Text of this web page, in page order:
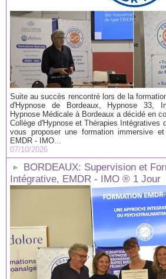
Suite au succès rencontré lors de la
d'Hypnose de Bordeaux, Hypnose 33,
Hypnose Médicale à Bordeaux a décidé en
Collège d'Hypnose et Thérapies Intégratives
vous proposer une formation immersive
EMDR - IMO...
07/10/2026
BORDEAUX: Supervision et
Intégrative, EMDR - IMO ® 1 Jour